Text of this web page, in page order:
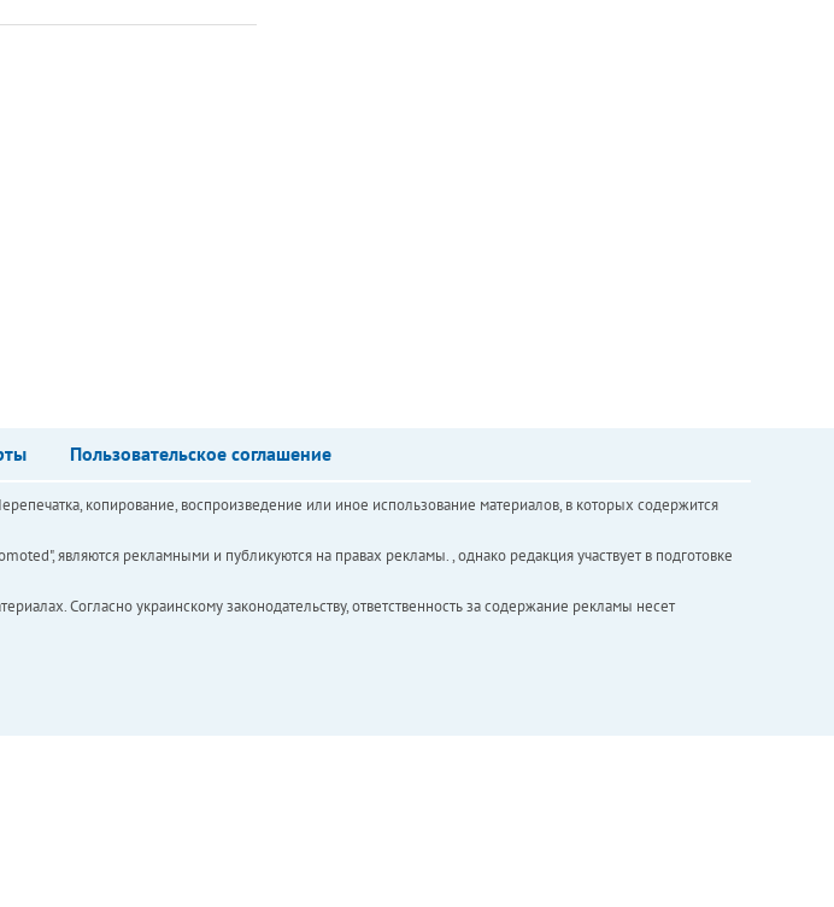
Пользовательское соглашение
копирование, воспроизведение или иное использование материалов, в которых содержится
являются рекламными и публикуются на правах рекламы. , однако редакция участвует в подготовке
Согласно украинскому законодательству, ответственность за содержание рекламы несет